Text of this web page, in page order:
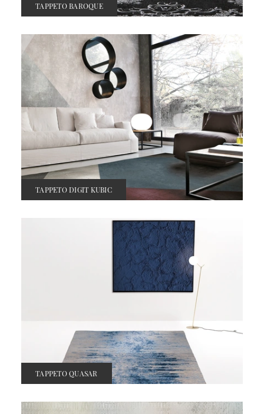
TAPPETO BAROQUE
TAPPETO DIGIT KUBIC
TAPPETO QUASAR